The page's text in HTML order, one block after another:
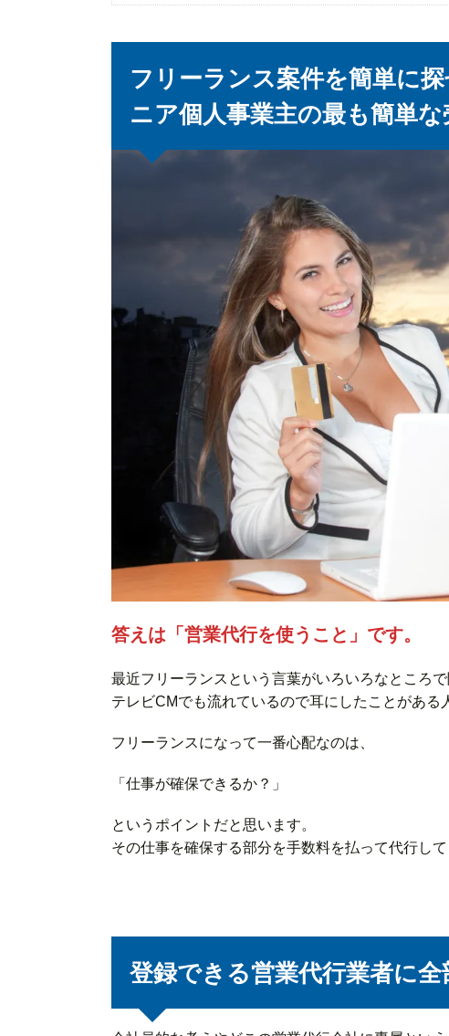
フリーランス案件を簡単に
ニア個人事業主の最も簡単
答えは「営業代行を使うこと」です。
最近フリーランスという言葉がいろいろなところ
テレビCMでも流れているので耳にしたことがある
フリーランスになって一番心配なのは、
「仕事が確保できるか？」
というポイントだと思います。
その仕事を確保する部分を手数料を払って代行し
登録できる営業代行業者に